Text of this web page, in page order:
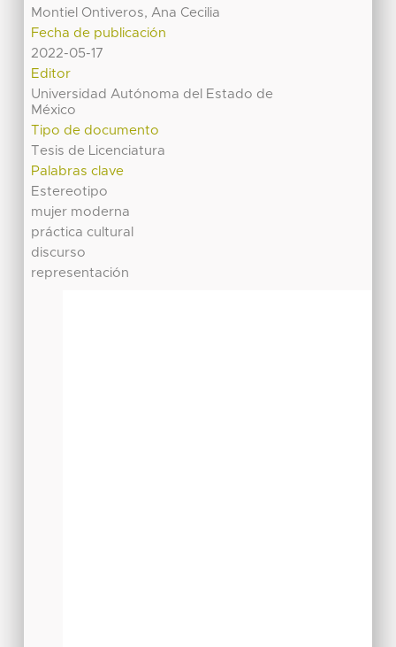
Montiel Ontiveros, Ana Cecilia
Fecha de publicación
2022-05-17
Editor
Universidad Autónoma del Estado de
México
Tipo de documento
Tesis de Licenciatura
Palabras clave
Estereotipo
mujer moderna
práctica cultural
discurso
representación